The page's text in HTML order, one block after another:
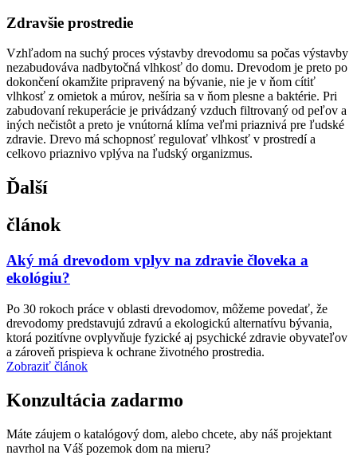
Zdravšie prostredie
Vzhľadom na suchý proces výstavby drevodomu sa počas výstavby
nezabudováva nadbytočná vlhkosť do domu. Drevodom je preto po
dokončení okamžite pripravený na bývanie, nie je v ňom cítiť
vlhkosť z omietok a múrov, nešíria sa v ňom plesne a baktérie. Pri
zabudovaní rekuperácie je privádzaný vzduch filtrovaný od peľov a
iných nečistôt a preto je vnútorná klíma veľmi priaznivá pre ľudské
zdravie. Drevo má schopnosť regulovať vlhkosť v prostredí a
celkovo priaznivo vplýva na ľudský organizmus.
Ďalší
článok
Aký má drevodom vplyv na zdravie človeka a
ekológiu?
​Po 30 rokoch práce v oblasti drevodomov, môžeme povedať, že
drevodomy predstavujú zdravú a ekologickú alternatívu bývania,
ktorá pozitívne ovplyvňuje fyzické aj psychické zdravie obyvateľov
a zároveň prispieva k ochrane životného prostredia.
Zobraziť článok
Konzultácia zadarmo
Máte záujem o katalógový dom, alebo chcete, aby náš projektant
navrhol na Váš pozemok dom na mieru?